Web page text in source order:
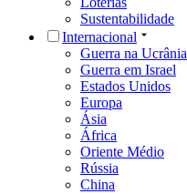
Sustentabilidade
Internacional
Guerra na Ucrânia
Guerra em Israel
Estados Unidos
Europa
Ásia
África
Oriente Médio
Rússia
China